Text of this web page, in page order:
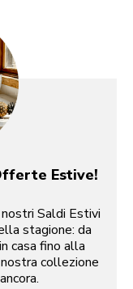
Estive!
Saldi Estivi
stagione: da
casa fino alla
collezione